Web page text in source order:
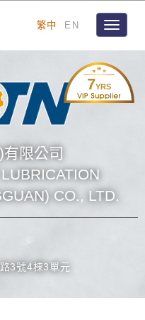
繁中 EN
Toggle
7YRS
限公司
CO., LTD.
3號4棟3單元